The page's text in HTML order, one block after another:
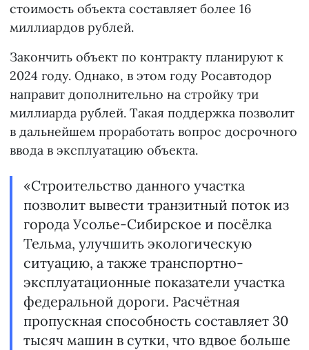
стоимость объекта составляет более 16
миллиардов рублей.
Закончить объект по контракту планируют к
2024 году. Однако, в этом году Росавтодор
направит дополнительно на стройку три
миллиарда рублей. Такая поддержка позволит
в дальнейшем проработать вопрос досрочного
ввода в эксплуатацию объекта.
«Строительство данного участка
позволит вывести транзитный поток из
города Усолье-Сибирское и посёлка
Тельма, улучшить экологическую
ситуацию, а также транспортно-
эксплуатационные показатели участка
федеральной дороги. Расчётная
пропускная способность составляет 30
тысяч машин в сутки, что вдвое больше